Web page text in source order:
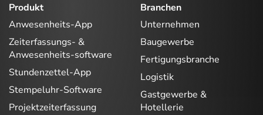
Produkt
Anwesenheits-App
Zeiterfassungs- &
Anwesenheits-software
Stundenzettel-App
Stempeluhr-Software
Projektzeiterfassung
Branchen
Unternehmen
Baugewerbe
Fertigungsbranche
Logistik
Gastgewerbe &
Hotellerie